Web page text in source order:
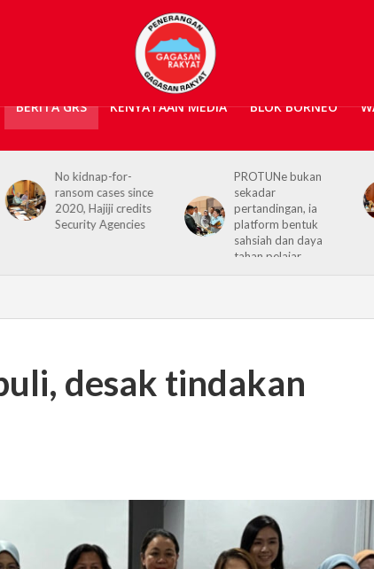
BERITA GRS KENYATAAN MEDIA BLOK BORNEO
No kidnap-for-
ransom cases since
2020, Hajiji credits
Security Agencies
PROTUNe bukan
sekadar
pertandingan, ia
platform bentuk
sahsiah dan daya
tahan pelajar
desak tindakan